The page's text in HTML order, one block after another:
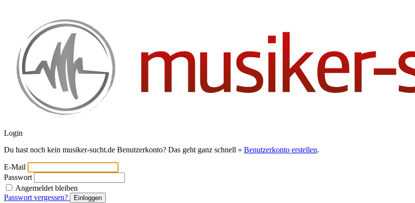
Login
Du hast noch kein musiker-sucht.de Benutzerkonto? Das geht ganz schnell » Benutzerkonto erstellen.
E-Mail
Passwort
Angemeldet bleiben
Passwort vergessen?
Einloggen